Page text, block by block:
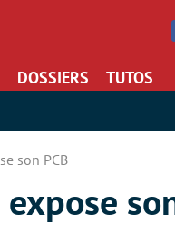
DOSSIERS TUTOS
son PCB